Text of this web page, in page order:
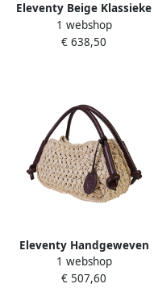
Eleventy Beige Klassieke
Kraag Shirt in Viscose Mix
Beige Dames
1 webshop
€ 638,50
Eleventy Handgeweven
Leren Handvat Viscose Tas
Beige Dames
1 webshop
€ 507,60